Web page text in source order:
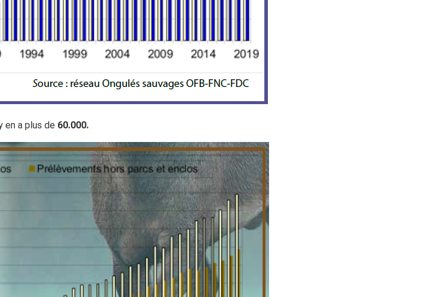
en a plus de 60.000.